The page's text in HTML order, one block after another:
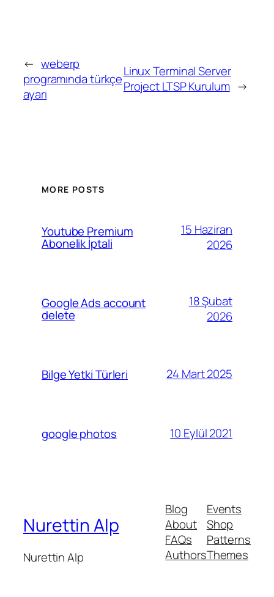
← weberp
programında türkçe
ayarı
Linux Terminal Server
Project LTSP Kurulum →
MORE POSTS
Youtube Premium
Abonelik İptali
15 Haziran
2026
Google Ads account
delete
18 Şubat
2026
Bilge Yetki Türleri 24 Mart 2025
google photos 10 Eylül 2021
Nurettin Alp
Nurettin Alp
Blog
About
FAQs
Authors
Events
Shop
Patterns
Themes